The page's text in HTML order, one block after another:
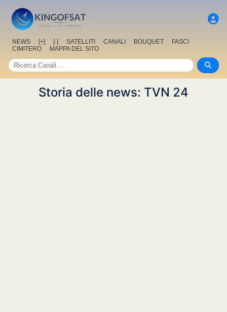
NEWS [+] [-] SATELLITI CANALI BOUQUET
FASCI
CIMITERO
MAPPA DEL SITO
Storia delle news: TVN 24